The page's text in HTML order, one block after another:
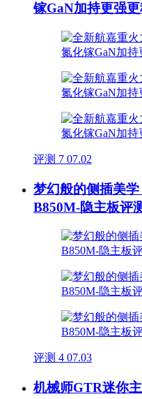
镓GaN加持更强
评测 7 07.02
梦幻般的侧插美
B850M-隐主板评
评测 4 07.03
机械师GTR迷你